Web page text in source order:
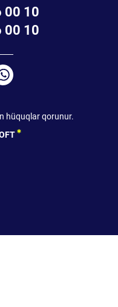
00 10
00 10
hüquqlar qorunur.